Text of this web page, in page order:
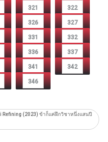
321 322
326 327
331 332
336 337
341 342
346
Refining (2023) ข้าก็แค่ฝึกวิชาหนึ่งแสนปี